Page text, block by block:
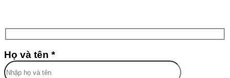
Họ và tên *